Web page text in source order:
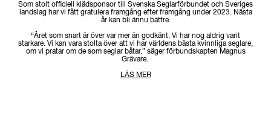
Som stolt officiell klädsponsor till Svenska Seglarförbundet och Sveriges
landslag har vi fått gratulera framgång efter framgång under 2023. Nästa
år kan bli ännu bättre.
“Året som snart är över var mer än godkänt. Vi har nog aldrig varit
starkare. Vi kan vara stolta över att vi har världens bästa kvinnliga seglare,
om vi pratar om de som seglar båtar.” säger förbundskapten Magnus
Grävare.
LÄS MER